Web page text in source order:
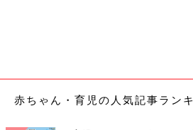
赤ちゃん・育児の人気記事ラン